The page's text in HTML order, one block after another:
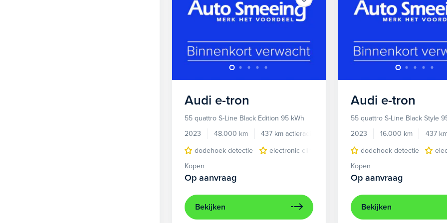
Audi e-tron
55 quattro S-Line Black Edition 95 kWh
2023
48.000 km 437 km actieradius
Elektrisch
dodehoek detectie
electronic climate controle elektrisch glazen
Kopen
Op aanvraag
Bekijken
Audi e-tron
55 quattro S-Line Black Style
2023
16.000 km 437
dodehoek detectie
Kopen
Op aanvraag
Bekijken